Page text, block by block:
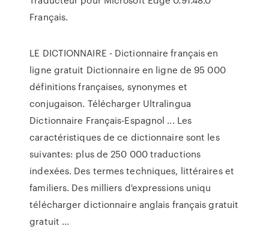
Français.
LE DICTIONNAIRE - Dictionnaire français en
ligne gratuit Dictionnaire en ligne de 95 000
définitions françaises, synonymes et
conjugaison. Télécharger Ultralingua
Dictionnaire Français-Espagnol ... Les
caractéristiques de ce dictionnaire sont les
suivantes: plus de 250 000 traductions
indexées. Des termes techniques, littéraires et
familiers. Des milliers d'expressions uniqu
télécharger dictionnaire anglais français gratuit
gratuit ...